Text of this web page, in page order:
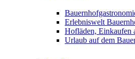
Erlebniswelt
Hofläden, Einkaufen
Urlaub auf dem